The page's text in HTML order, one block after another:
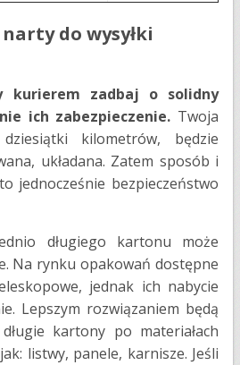
do wysyłki
kurierem zadbaj o solidny
ich zabezpieczenie. Twoja
kilometrów, będzie
układana. Zatem sposób i
jednocześnie bezpieczeństwo
długiego kartonu może
Na rynku opakowań dostępne
jednak ich nabycie
Lepszym rozwiązaniem będą
kartony po materiałach
listwy, panele, karnisze. Jeśli